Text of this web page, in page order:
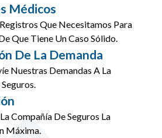
Médicos
Que Necesitamos Para
Que Tiene Un Caso Sólido.
De La Demanda
Nuestras Demandas A La
Compañía De Seguros La
Máxima.